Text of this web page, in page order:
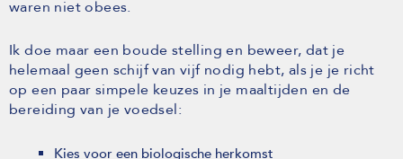
waren niet obees.
Ik doe maar een boude stelling en beweer, dat je
helemaal geen schijf van vijf nodig hebt, als je je richt
op een paar simpele keuzes in je maaltijden en de
bereiding van je voedsel:
Kies voor een biologische herkomst